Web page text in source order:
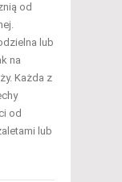
od
lub
na
Każda z
od
lub